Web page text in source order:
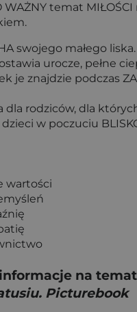
WAŻNY temat
swojego małego
urocze, pełne
je znajdzie podczas
dla rodziców, dla
w poczuciu
wartości
informacje na
Picturebook